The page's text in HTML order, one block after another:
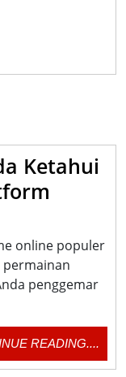
Ketahui
online populer
permainan
penggemar
READING....